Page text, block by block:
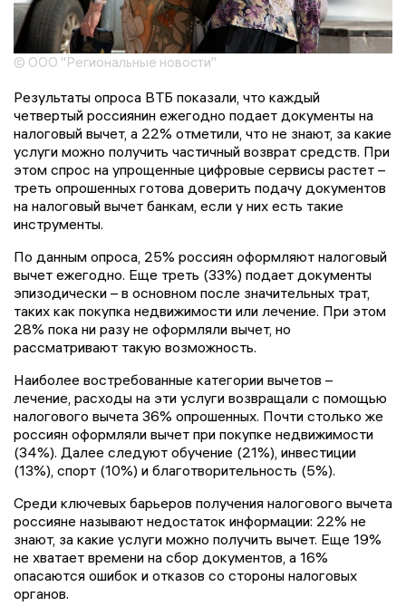
© ООО "Региональные новости"
Результаты опроса ВТБ показали, что каждый
четвертый россиянин ежегодно подает документы на
налоговый вычет, а 22% отметили, что не знают, за какие
услуги можно получить частичный возврат средств. При
этом спрос на упрощенные цифровые сервисы растет –
треть опрошенных готова доверить подачу документов
на налоговый вычет банкам, если у них есть такие
инструменты.
По данным опроса, 25% россиян оформляют налоговый
вычет ежегодно. Еще треть (33%) подает документы
эпизодически – в основном после значительных трат,
таких как покупка недвижимости или лечение. При этом
28% пока ни разу не оформляли вычет, но
рассматривают такую возможность.
Наиболее востребованные категории вычетов –
лечение, расходы на эти услуги возвращали с помощью
налогового вычета 36% опрошенных. Почти столько же
россиян оформляли вычет при покупке недвижимости
(34%). Далее следуют обучение (21%), инвестиции
(13%), спорт (10%) и благотворительность (5%).
Среди ключевых барьеров получения налогового вычета
россияне называют недостаток информации: 22% не
знают, за какие услуги можно получить вычет. Еще 19%
не хватает времени на сбор документов, а 16%
опасаются ошибок и отказов со стороны налоговых
органов.